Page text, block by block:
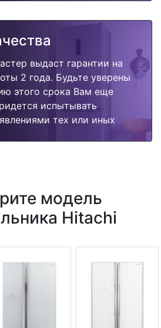
выдаст гарантии на
2 года. Будьте уверены
этого срока Вам еще
испытывать
тех или иных
модель
Hitachi